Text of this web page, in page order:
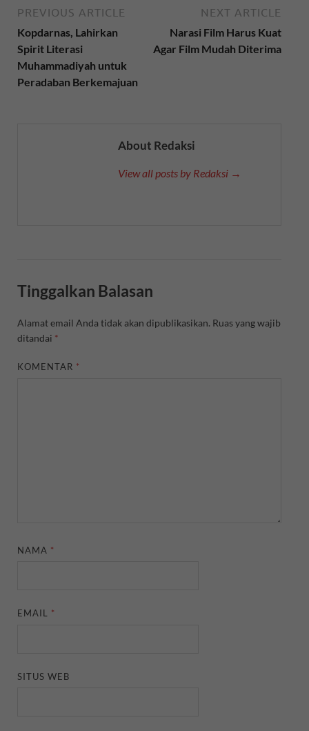
PREVIOUS ARTICLE
Kopdarnas, Lahirkan
Spirit Literasi
Muhammadiyah untuk
Peradaban Berkemajuan
NEXT ARTICLE
Narasi Film Harus Kuat
Agar Film Mudah Diterima
About Redaksi
View all posts by Redaksi →
Tinggalkan Balasan
Alamat email Anda tidak akan dipublikasikan. Ruas yang wajib
ditandai *
KOMENTAR *
NAMA *
EMAIL *
SITUS WEB